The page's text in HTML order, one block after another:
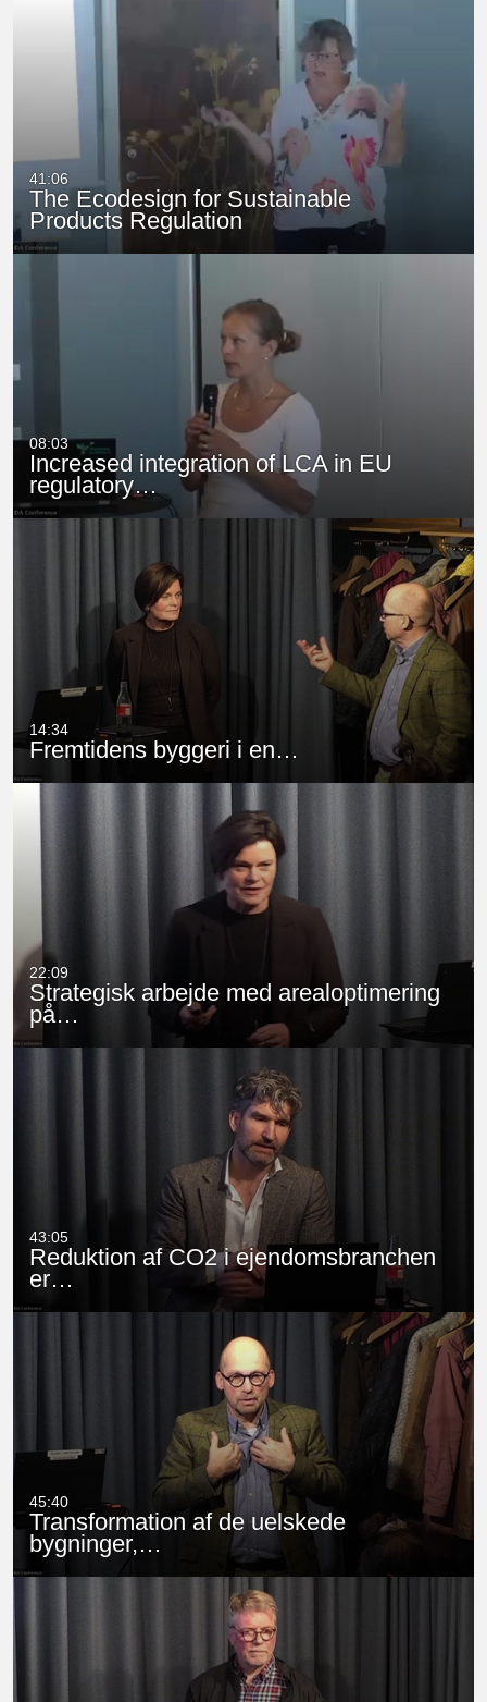
41:06
The Ecodesign for Sustainable
Products Regulation
08:03
Increased integration of LCA in EU
regulatory…
14:34
Fremtidens byggeri i en…
22:09
Strategisk arbejde med arealoptimering
på…
43:05
Reduktion af CO2 i ejendomsbranchen
er…
45:40
Transformation af de uelskede
bygninger,…